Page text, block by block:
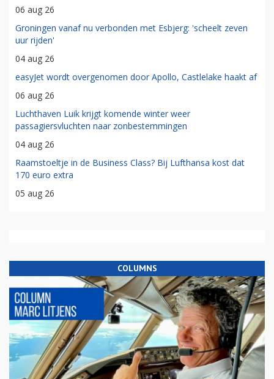
06 aug 26
Groningen vanaf nu verbonden met Esbjerg: 'scheelt zeven
uur rijden'
04 aug 26
easyJet wordt overgenomen door Apollo, Castlelake haakt af
06 aug 26
Luchthaven Luik krijgt komende winter weer
passagiersvluchten naar zonbestemmingen
04 aug 26
Raamstoeltje in de Business Class? Bij Lufthansa kost dat
170 euro extra
05 aug 26
COLUMNS